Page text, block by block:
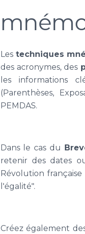
Lestechniques
des acronymes, des
les informations
(Parenthèses,
PEMDAS.
Dans le cas du
retenir des dates
Révolution
l'égalité".
Créez également